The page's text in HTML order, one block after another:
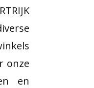
onze
en